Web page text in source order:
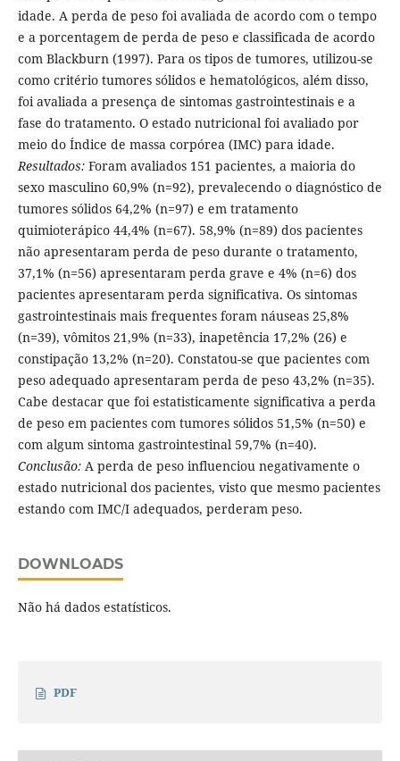
idade. A perda de peso foi avaliada de acordo com o tempo
e a porcentagem de perda de peso e classificada de acordo
com Blackburn (1997). Para os tipos de tumores, utilizou-se
como critério tumores sólidos e hematológicos, além disso,
foi avaliada a presença de sintomas gastrointestinais e a
fase do tratamento. O estado nutricional foi avaliado por
meio do Índice de massa corpórea (IMC) para idade.
Resultados: Foram avaliados 151 pacientes, a maioria do
sexo masculino 60,9% (n=92), prevalecendo o diagnóstico de
tumores sólidos 64,2% (n=97) e em tratamento
quimioterápico 44,4% (n=67). 58,9% (n=89) dos pacientes
não apresentaram perda de peso durante o tratamento,
37,1% (n=56) apresentaram perda grave e 4% (n=6) dos
pacientes apresentaram perda significativa. Os sintomas
gastrointestinais mais frequentes foram náuseas 25,8%
(n=39), vômitos 21,9% (n=33), inapetência 17,2% (26) e
constipação 13,2% (n=20). Constatou-se que pacientes com
peso adequado apresentaram perda de peso 43,2% (n=35).
Cabe destacar que foi estatisticamente significativa a perda
de peso em pacientes com tumores sólidos 51,5% (n=50) e
com algum sintoma gastrointestinal 59,7% (n=40).
Conclusão: A perda de peso influenciou negativamente o
estado nutricional dos pacientes, visto que mesmo pacientes
estando com IMC/I adequados, perderam peso.
DOWNLOADS
Não há dados estatísticos.
PDF